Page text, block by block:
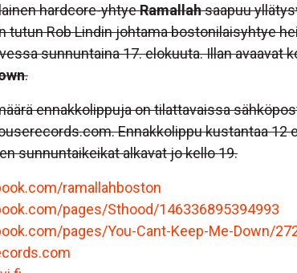
hardcore-yhtyeRamallahsaapuu
tutun Rob Lindin johtama bostonilaisyhtye
sunnuntaina 17. elokuuta. Illan avaavat
.
ennakkolippuja on tilattavaissa
Ennakkolippu kustantaa 12
sunnuntaikeikat alkavat jo kello 19.
ramallahboston
pages/Sthood/146336895394993
pages/You-Cant-Keep-Me-Down/